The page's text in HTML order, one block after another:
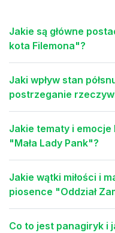
Jakie są główne
kota Filemona"?
Jaki wpływ stan
postrzeganie
Jakie tematy i
"Mała Lady Pank"?
Jakie wątki miłości i
piosence "Oddział
Co to jest panagiryk i